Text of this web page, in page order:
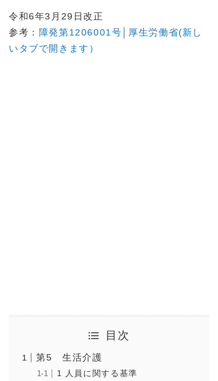
令和6年3月29日改正
参考： 障発第1206001号│厚生労働省(新し
いタブで開きます）
目次
第5 生活介護
1 人員に関する基準